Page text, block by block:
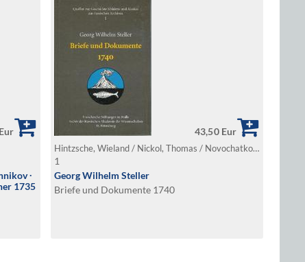
∙
1735
43,50 Eur
Hintzsche, Wieland / Nickol, Thomas / Novochatko, Ol'ga V (Hg.)
1
Georg Wilhelm Steller
Briefe und Dokumente 1740